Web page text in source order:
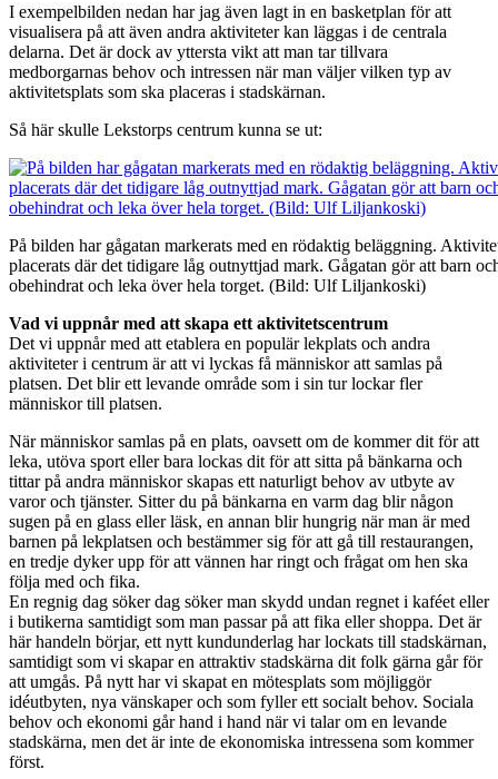
I exempelbilden nedan har jag även lagt in en basketplan för att
visualisera på att även andra aktiviteter kan läggas i de centrala
delarna. Det är dock av yttersta vikt att man tar tillvara
medborgarnas behov och intressen när man väljer vilken typ av
aktivitetsplats som ska placeras i stadskärnan.
Så här skulle Lekstorps centrum kunna se ut:
På bilden har gågatan markerats med en rödaktig beläggning.
placerats där det tidigare låg outnyttjad mark. Gågatan gör att barn
obehindrat och leka över hela torget. (Bild: Ulf Liljankoski)
Vad vi uppnår med att skapa ett aktivitetscentrum
Det vi uppnår med att etablera en populär lekplats och andra
aktiviteter i centrum är att vi lyckas få människor att samlas på
platsen. Det blir ett levande område som i sin tur lockar fler
människor till platsen.
När människor samlas på en plats, oavsett om de kommer dit för att
leka, utöva sport eller bara lockas dit för att sitta på bänkarna och
tittar på andra människor skapas ett naturligt behov av utbyte av
varor och tjänster. Sitter du på bänkarna en varm dag blir någon
sugen på en glass eller läsk, en annan blir hungrig när man är med
barnen på lekplatsen och bestämmer sig för att gå till restaurangen,
en tredje dyker upp för att vännen har ringt och frågat om hen ska
följa med och fika.
En regnig dag söker dag söker man skydd undan regnet i kaféet eller
i butikerna samtidigt som man passar på att fika eller shoppa. Det är
här handeln börjar, ett nytt kundunderlag har lockats till stadskärnan,
samtidigt som vi skapar en attraktiv stadskärna dit folk gärna går för
att umgås. På nytt har vi skapat en mötesplats som möjliggör
idéutbyten, nya vänskaper och som fyller ett socialt behov. Sociala
behov och ekonomi går hand i hand när vi talar om en levande
stadskärna, men det är inte de ekonomiska intressena som kommer
först.